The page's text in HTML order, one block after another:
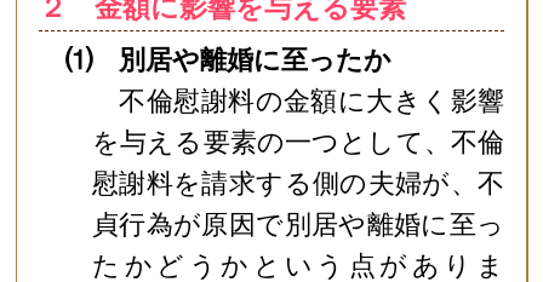
２ 金額に影響を与える要素
⑴ 別居や離婚に至ったか
不倫慰謝料の金額に大きく影響
を与える要素の一つとして、不倫
慰謝料を請求する側の夫婦が、不
貞行為が原因で別居や離婚に至っ
たかどうかという点がありま